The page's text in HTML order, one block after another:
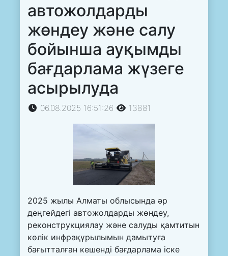
автожолдарды
жөндеу және салу
бойынша ауқымды
бағдарлама жүзеге
асырылуда
06.08.2025 16:51:26 13881
2025 жылы Алматы облысында әр
деңгейдегі автожолдарды жөндеу,
реконструкциялау және салуды қамтитын
көлік инфрақұрылымын дамытуға
бағытталған кешенді бағдарлама іске